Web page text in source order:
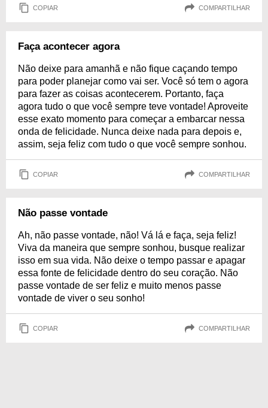
COPIAR COMPARTILHAR
Faça acontecer agora
Não deixe para amanhã e não fique caçando tempo
para poder planejar como vai ser. Você só tem o agora
para fazer as coisas acontecerem. Portanto, faça
agora tudo o que você sempre teve vontade! Aproveite
esse exato momento para começar a embarcar nessa
onda de felicidade. Nunca deixe nada para depois e,
assim, seja feliz com tudo o que você sempre sonhou.
COPIAR COMPARTILHAR
Não passe vontade
Ah, não passe vontade, não! Vá lá e faça, seja feliz!
Viva da maneira que sempre sonhou, busque realizar
isso em sua vida. Não deixe o tempo passar e apagar
essa fonte de felicidade dentro do seu coração. Não
passe vontade de ser feliz e muito menos passe
vontade de viver o seu sonho!
COPIAR COMPARTILHAR